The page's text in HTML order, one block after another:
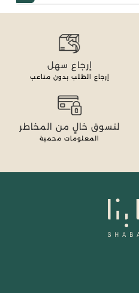
إرجاع سهل
إرجاع الطلب بدون متاعب
لتسوق خالٍ من المخاطر
المعلومات محمية